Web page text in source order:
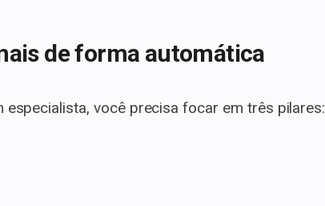
de forma automática
você precisa focar em três pilares: